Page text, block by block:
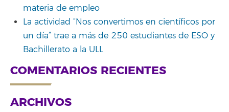
materia de empleo
La actividad “Nos convertimos en científicos por
un día” trae a más de 250 estudiantes de ESO y
Bachillerato a la ULL
COMENTARIOS RECIENTES
ARCHIVOS